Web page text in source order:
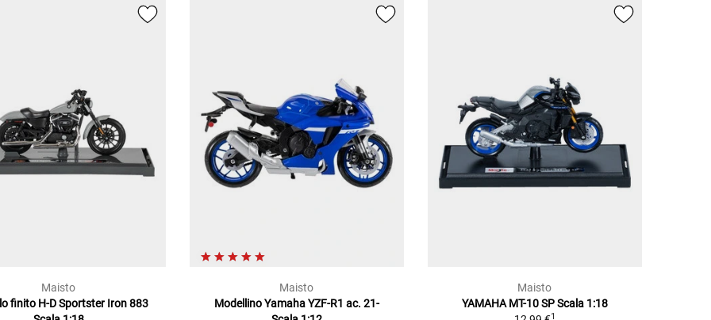
Maisto
finito H-D Sportster Iron 883
Maisto
Modellino Yamaha YZF-R1 ac. 21-
Maisto
YAMAHA MT-10 SP Scala 1:18
1